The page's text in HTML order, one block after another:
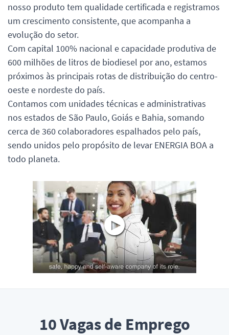
nosso produto tem qualidade certificada e registramos
um crescimento consistente, que acompanha a
evolução do setor.
Com capital 100% nacional e capacidade produtiva de
600 milhões de litros de biodiesel por ano, estamos
próximos às principais rotas de distribuição do centro-
oeste e nordeste do país.
Contamos com unidades técnicas e administrativas
nos estados de São Paulo, Goiás e Bahia, somando
cerca de 360 colaboradores espalhados pelo país,
sendo unidos pelo propósito de levar ENERGIA BOA a
todo planeta.
10Vagas de Emprego